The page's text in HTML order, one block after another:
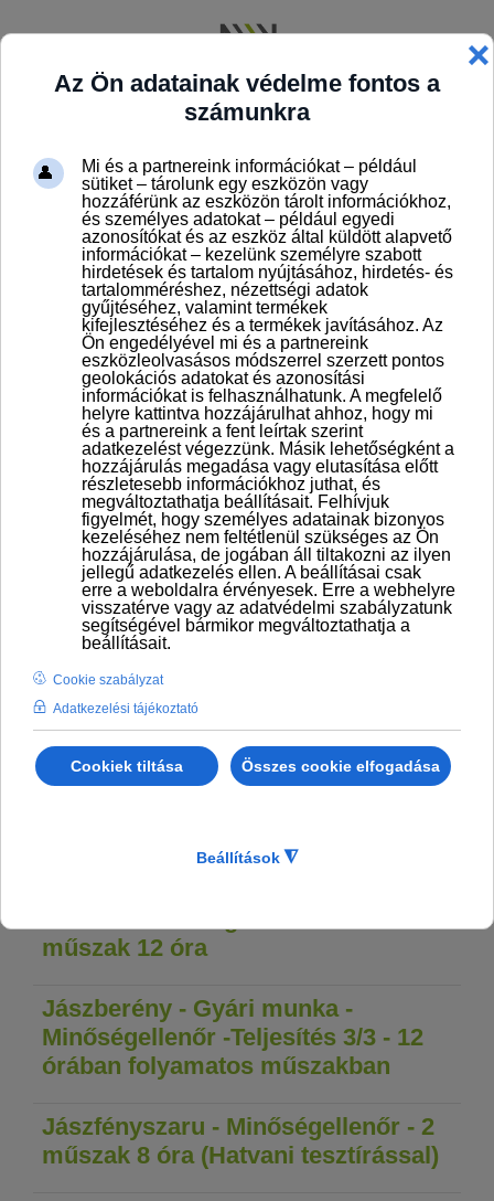
Apc - Gyári munka - Minőségellenőr
- 3 műszak 8 óra
Békéscsaba - gyári munka -
minőségellenőr - 3 műszak 8
Debrecen - Gyári munka -
Minőségellenőr - 4 műszak 12 óra
Debrecen - Gyári munka -
Minőségellenőr - 8 és 12 órás
műszakrend
Eger - Gyári munka -
Minőségellenőr - 4 műszak 12 óra
GÖD/VÁC (VÁCi tesztírással) -
Minőségellenőr - 1 műszak 8 órában
minőségellenőr - 3 műszak, 8 óra
műszak 12 óra
Jászberény - Gyári munka -
Minőségellenőr -Teljesítés 3/3 - 12
órában folyamatos műszakban
Jászfényszaru - Minőségellenőr - 2
műszak 8 óra (Hatvani tesztírással)